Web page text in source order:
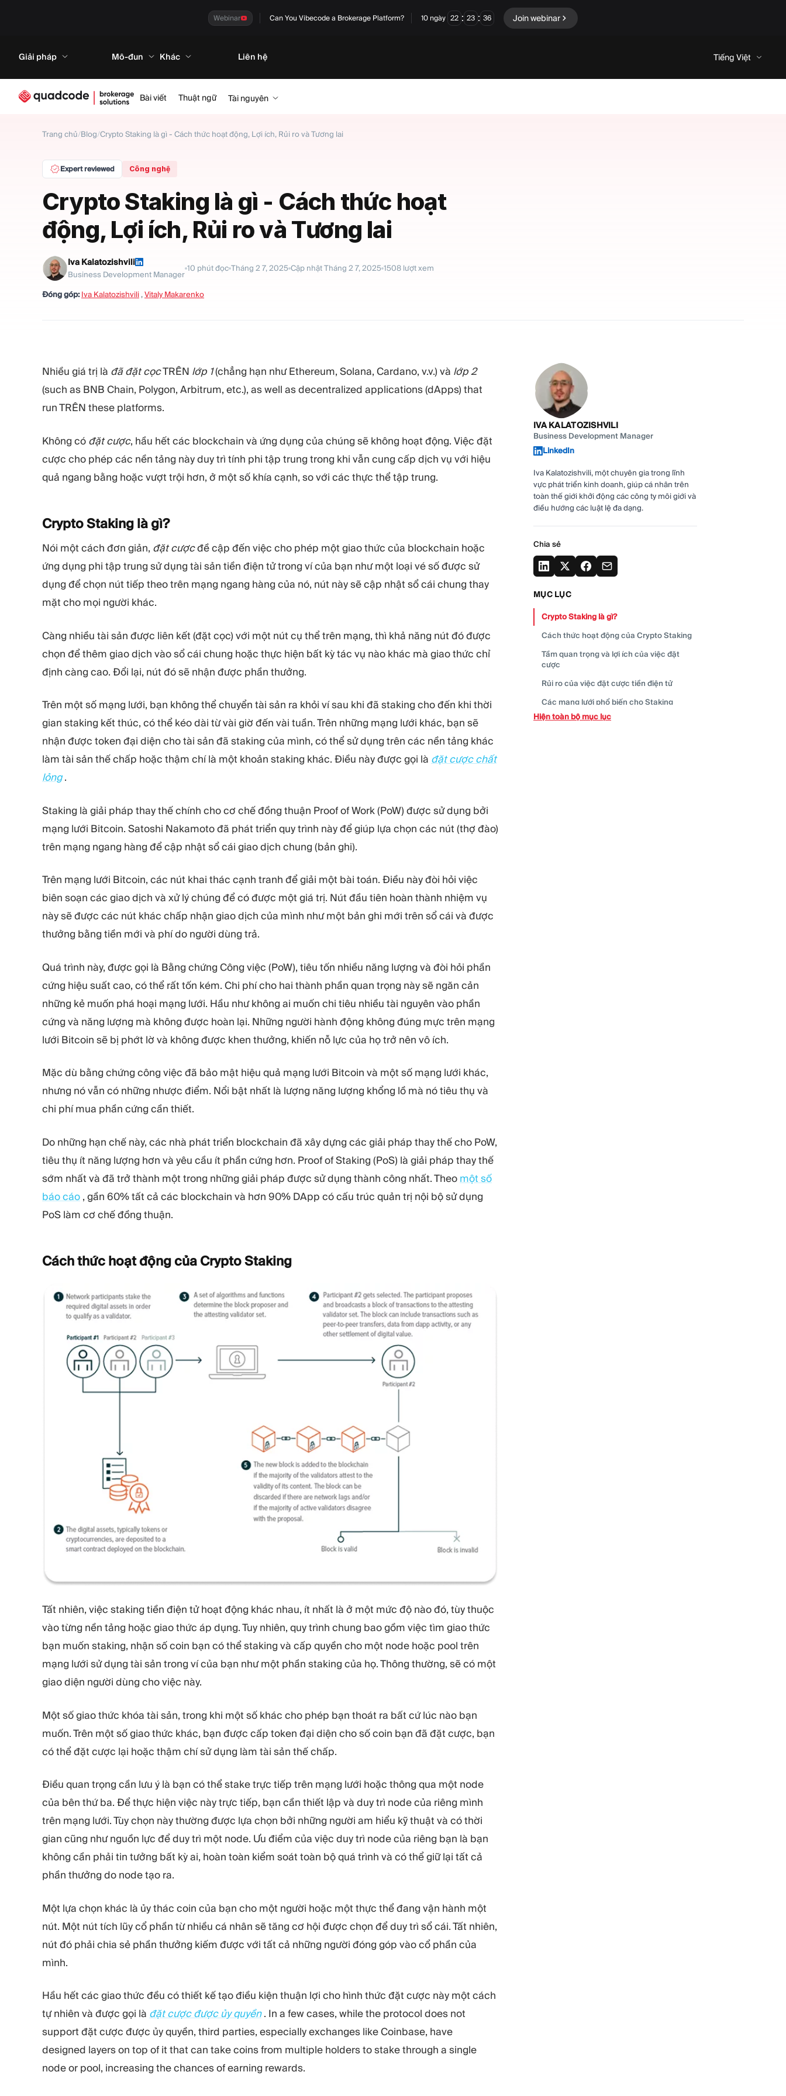
Webinar Can You Vibecode a Brokerage Platform? 10 ngày 22 : 23 : 35 Join webinar
Giải pháp Mô-đun Khác Liên hệ Tiếng Việt
Bài viết Thuật ngữ Tài nguyên
Trang chủ/Blog/Crypto Staking là gì - Cách thức hoạt động, Lợi ích, Rủi ro và Tương lai
Expert reviewed Công nghệ
Crypto Staking là gì - Cách thức hoạt
động, Lợi ích, Rủi ro và Tương lai
Iva Kalatozishvili
Business Development Manager
10 phút đọc Tháng 2 7, 2025 Cập nhậtTháng 2 7, 2025 1508 lượt xem
Đóng góp: Iva Kalatozishvili ,Vitaly Makarenko
Nhiều giá trị là đã đặt cọcTRÊN lớp 1(chẳng hạn như Ethereum, Solana, Cardano, v.v.) và lớp 2
(such as BNB Chain, Polygon, Arbitrum, etc.), as well as decentralized applications (dApps) that
run TRÊN these platforms.
Không có đặt cược, hầu hết các blockchain và ứng dụng của chúng sẽ không hoạt động. Việc đặt
cược cho phép các nền tảng này duy trì tính phi tập trung trong khi vẫn cung cấp dịch vụ với hiệu
quả ngang bằng hoặc vượt trội hơn, ở một số khía cạnh, so với các thực thể tập trung.
Crypto Staking là gì?
Nói một cách đơn giản, đặt cượcđề cập đến việc cho phép một giao thức của blockchain hoặc
ứng dụng phi tập trung sử dụng tài sản tiền điện tử trong ví của bạn như một loại vé số được sử
dụng để chọn nút tiếp theo trên mạng ngang hàng của nó, nút này sẽ cập nhật sổ cái chung thay
mặt cho mọi người khác.
Càng nhiều tài sản được liên kết (đặt cọc) với một nút cụ thể trên mạng, thì khả năng nút đó được
chọn để thêm giao dịch vào sổ cái chung hoặc thực hiện bất kỳ tác vụ nào khác mà giao thức chỉ
định càng cao. Đổi lại, nút đó sẽ nhận được phần thưởng.
Trên một số mạng lưới, bạn không thể chuyển tài sản ra khỏi ví sau khi đã staking cho đến khi thời
gian staking kết thúc, có thể kéo dài từ vài giờ đến vài tuần. Trên những mạng lưới khác, bạn sẽ
nhận được token đại diện cho tài sản đã staking của mình, có thể sử dụng trên các nền tảng khác
làm tài sản thế chấp hoặc thậm chí là một khoản staking khác. Điều này được gọi là đặt cược chất
lỏng.
Staking là giải pháp thay thế chính cho cơ chế đồng thuận Proof of Work (PoW) được sử dụng bởi
mạng lưới Bitcoin. Satoshi Nakamoto đã phát triển quy trình này để giúp lựa chọn các nút (thợ đào)
trên mạng ngang hàng để cập nhật sổ cái giao dịch chung (bản ghi).
Trên mạng lưới Bitcoin, các nút khai thác cạnh tranh để giải một bài toán. Điều này đòi hỏi việc
biên soạn các giao dịch và xử lý chúng để có được một giá trị. Nút đầu tiên hoàn thành nhiệm vụ
này sẽ được các nút khác chấp nhận giao dịch của mình như một bản ghi mới trên sổ cái và được
thưởng bằng tiền mới và phí do người dùng trả.
Quá trình này, được gọi là Bằng chứng Công việc (PoW), tiêu tốn nhiều năng lượng và đòi hỏi phần
cứng hiệu suất cao, có thể rất tốn kém. Chi phí cho hai thành phần quan trọng này sẽ ngăn cản
những kẻ muốn phá hoại mạng lưới. Hầu như không ai muốn chi tiêu nhiều tài nguyên vào phần
cứng và năng lượng mà không được hoàn lại. Những người hành động không đúng mực trên mạng
lưới Bitcoin sẽ bị phớt lờ và không được khen thưởng, khiến nỗ lực của họ trở nên vô ích.
Mặc dù bằng chứng công việc đã bảo mật hiệu quả mạng lưới Bitcoin và một số mạng lưới khác,
nhưng nó vẫn có những nhược điểm. Nổi bật nhất là lượng năng lượng khổng lồ mà nó tiêu thụ và
chi phí mua phần cứng cần thiết.
Do những hạn chế này, các nhà phát triển blockchain đã xây dựng các giải pháp thay thế cho PoW,
tiêu thụ ít năng lượng hơn và yêu cầu ít phần cứng hơn. Proof of Staking (PoS) là giải pháp thay thế
sớm nhất và đã trở thành một trong những giải pháp được sử dụng thành công nhất. Theo một số
báo cáo , gần 60% tất cả các blockchain và hơn 90% DApp có cấu trúc quản trị nội bộ sử dụng
PoS làm cơ chế đồng thuận.
Cách thức hoạt động của CryptoStaking
Tất nhiên, việc staking tiền điện tử hoạt động khác nhau, ít nhất là ở một mức độ nào đó, tùy thuộc
vào từng nền tảng hoặc giao thức áp dụng. Tuy nhiên, quy trình chung bao gồm việc tìm giao thức
bạn muốn staking, nhận số coin bạn có thể staking và cấp quyền cho một node hoặc pool trên
mạng lưới sử dụng tài sản trong ví của bạn như một phần staking của họ. Thông thường, sẽ có một
giao diện người dùng cho việc này.
Một số giao thức khóa tài sản, trong khi một số khác cho phép bạn thoát ra bất cứ lúc nào bạn
muốn. Trên một số giao thức khác, bạn được cấp token đại diện cho số coin bạn đã đặt cược, bạn
có thể đặt cược lại hoặc thậm chí sử dụng làm tài sản thế chấp.
Điều quan trọng cần lưu ý là bạn có thể stake trực tiếp trên mạng lưới hoặc thông qua một node
của bên thứ ba. Để thực hiện việc này trực tiếp, bạn cần thiết lập và duy trì node của riêng mình
trên mạng lưới. Tùy chọn này thường được lựa chọn bởi những người am hiểu kỹ thuật và có thời
gian cũng như nguồn lực để duy trì một node. Ưu điểm của việc duy trì node của riêng bạn là bạn
không cần phải tin tưởng bất kỳ ai, hoàn toàn kiểm soát toàn bộ quá trình và có thể giữ lại tất cả
phần thưởng do node tạo ra.
Một lựa chọn khác là ủy thác coin của bạn cho một người hoặc một thực thể đang vận hành một
nút. Một nút tích lũy cổ phần từ nhiều cá nhân sẽ tăng cơ hội được chọn để duy trì sổ cái. Tất nhiên,
nút đó phải chia sẻ phần thưởng kiếm được với tất cả những người đóng góp vào cổ phần của
mình.
Hầu hết các giao thức đều có thiết kế tạo điều kiện thuận lợi cho hình thức đặt cược này một cách
tự nhiên và được gọi là đặt cược được ủy quyền. In a few cases, while the protocol does not
support đặt cược được ủy quyền, third parties, especially exchanges like Coinbase, have
designed layers on top of it that can take coins from multiple holders to stake through a single
node or pool, increasing the chances of earning rewards.
IVA KALATOZISHVILI
Business Development Manager
LinkedIn
Iva Kalatozishvili, một chuyên gia trong lĩnh
vực phát triển kinh doanh, giúp cá nhân trên
toàn thế giới khởi động các công ty môi giới và
điều hướng các luật lệ đa dạng.
Chia sẻ
MỤC LỤC
Crypto Staking làgì?
Cách thức hoạt động của CryptoStaking
Tầm quan trọng và lợi ích của việc đặt
cược
Rủi ro của việc đặt cược tiền điện tử
Các mạng lưới phổ biến choStaking
Tương lai của việc đặt cược tiền điện
Hiện toàn bộ mục lục